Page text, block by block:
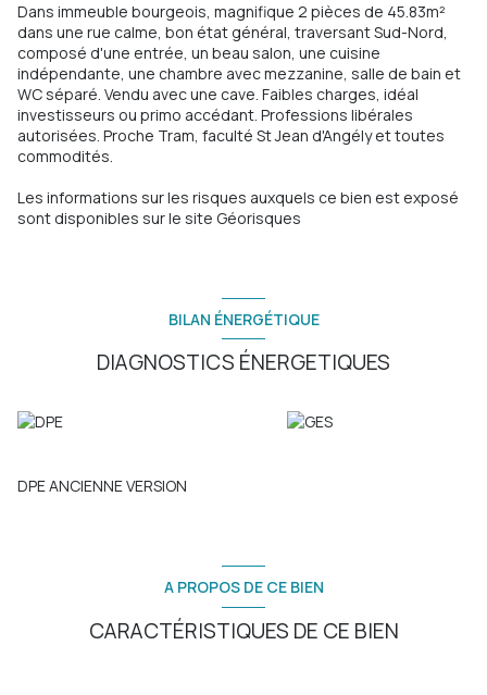
Dans immeuble bourgeois, magnifique 2 pièces de 45.83m²
dans une rue calme, bon état général, traversant Sud-Nord,
composé d'une entrée, un beau salon, une cuisine
indépendante, une chambre avec mezzanine, salle de bain et
WC séparé. Vendu avec une cave. Faibles charges, idéal
investisseurs ou primo accédant. Professions libérales
autorisées. Proche Tram, faculté St Jean d'Angély et toutes
commodités.
Les informations sur les risques auxquels ce bien est exposé
sont disponibles sur le site Géorisques
BILAN ÉNERGÉTIQUE
DIAGNOSTICS ÉNERGETIQUES
DPE ANCIENNE VERSION
A PROPOS DE CE BIEN
CARACTÉRISTIQUES DE CE BIEN